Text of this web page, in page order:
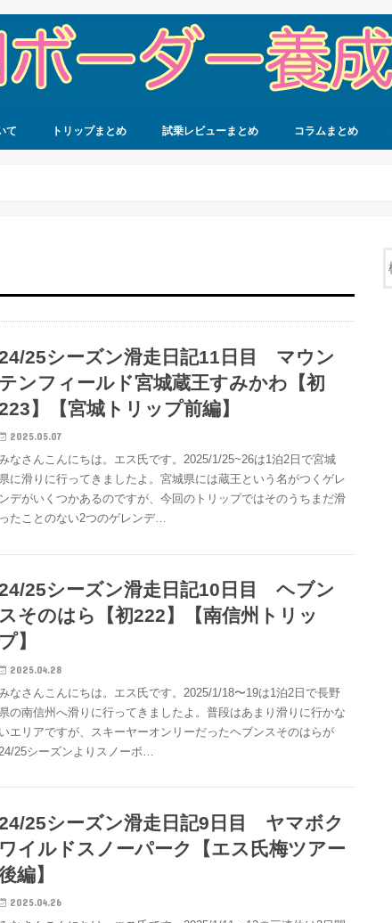
て トリップまとめ 試乗レビューまとめ コラムまとめ
25シーズン滑走日記11日目 マウン
テンフィールド宮城蔵王すみかわ【初
】【宮城トリップ前編】
2025.05.07
なさんこんにちは。エス氏です。2025/1/25~26は1泊2日で宮城
県に滑りに行ってきましたよ。宮城県には蔵王という名がつくゲレ
ンデがいくつかあるのですが、今回のトリップではそのうちまだ滑
ったことのない2つのゲレンデ…
25シーズン滑走日記10日目 ヘブン
スそのはら【初222】【南信州トリッ
プ】
2025.04.28
なさんこんにちは。エス氏です。2025/1/18〜19は1泊2日で長野
県の南信州へ滑りに行ってきましたよ。普段はあまり滑りに行かな
いエリアですが、スキーヤーオンリーだったヘブンスそのはらが
24/25シーズンよりスノーボ…
25シーズン滑走日記9日目 ヤマボク
ワイルドスノーパーク【エス氏梅ツアー
編】
2025.04.26